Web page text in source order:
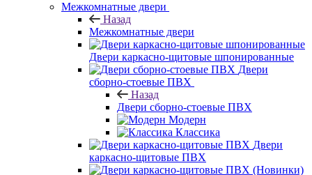
Межкомнатные двери
Назад
Межкомнатные двери
Двери каркасно-щитовые шпонированные
Двери
сборно-стоевые ПВХ
Назад
Двери сборно-стоевые ПВХ
Модерн
Классика
Двери
каркасно-щитовые ПВХ